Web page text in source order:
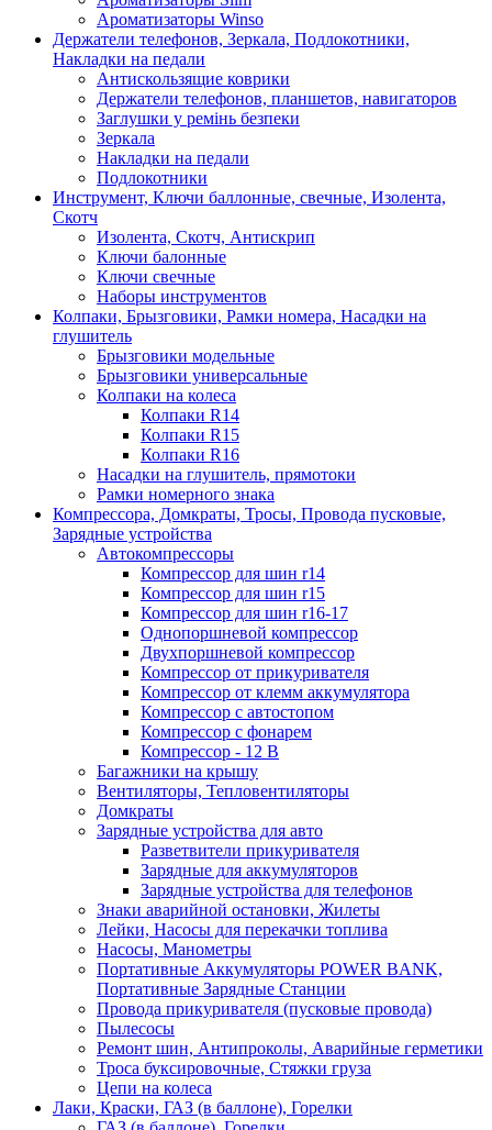
Ароматизаторы Winso
Держатели телефонов, Зеркала, Подлокотники,
Накладки на педали
Антискользящие коврики
Держатели телефонов, планшетов, навигаторов
Заглушки у ремінь безпеки
Зеркала
Накладки на педали
Подлокотники
Инструмент, Ключи баллонные, свечные, Изолента,
Скотч
Изолента, Скотч, Антискрип
Ключи балонные
Ключи свечные
Наборы инструментов
Колпаки, Брызговики, Рамки номера, Насадки на
глушитель
Брызговики модельные
Брызговики универсальные
Колпаки на колеса
Колпаки R14
Колпаки R15
Колпаки R16
Насадки на глушитель, прямотоки
Рамки номерного знака
Компрессора, Домкраты, Тросы, Провода пусковые,
Зарядные устройства
Автокомпрессоры
Компрессор для шин r14
Компрессор для шин r15
Компрессор для шин r16-17
Однопоршневой компрессор
Двухпоршневой компрессор
Компрессор от прикуривателя
Компрессор от клемм аккумулятора
Компрессор с автостопом
Компрессор с фонарем
Компрессор - 12 В
Багажники на крышу
Вентиляторы, Тепловентиляторы
Домкраты
Зарядные устройства для авто
Разветвители прикуривателя
Зарядные для аккумуляторов
Зарядные устройства для телефонов
Знаки аварийной остановки, Жилеты
Лейки, Насосы для перекачки топлива
Насосы, Манометры
Портативные Аккумуляторы POWER BANK,
Портативные Зарядные Станции
Провода прикуривателя (пусковые провода)
Пылесосы
Ремонт шин, Антипроколы, Аварийные герметики
Троса буксировочные, Стяжки груза
Цепи на колеса
Лаки, Краски, ГАЗ (в баллоне), Горелки